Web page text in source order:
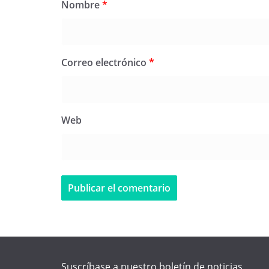
Nombre*
Correo electrónico *
Web
Suscríbase a nuestro boletín de noticias